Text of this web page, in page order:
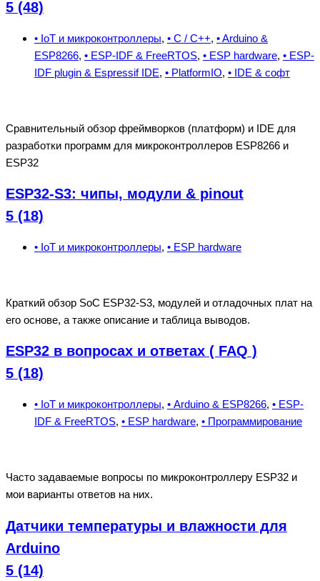
5 (48)
• IoT и микроконтроллеры, • C / C++, • Arduino &
ESP8266, • ESP-IDF & FreeRTOS, • ESP hardware, • ESP-
IDF plugin & Espressif IDE, • PlatformIO, • IDE & cофт
Сравнительный обзор фреймворков (платформ) и IDE для
разработки программ для микроконтроллеров ESP8266 и
ESP32
ESP32-S3: чипы, модули & pinout
5 (18)
• IoT и микроконтроллеры, • ESP hardware
Краткий обзор SoC ESP32-S3, модулей и отладочных плат на
его основе, а также описание и таблица выводов.
ESP32 в вопросах и ответах ( FAQ )
5 (18)
• IoT и микроконтроллеры, • Arduino & ESP8266, • ESP-
IDF & FreeRTOS, • ESP hardware, • Программирование
Часто задаваемые вопросы по микроконтроллеру ESP32 и
мои варианты ответов на них.
Датчики температуры и влажности для
Arduino
5 (14)